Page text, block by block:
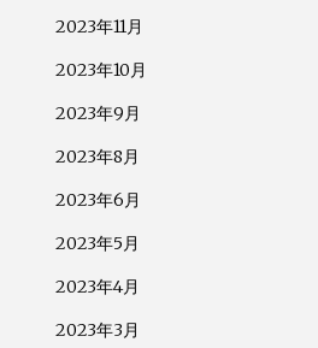
2023年11月
2023年10月
2023年9月
2023年8月
2023年6月
2023年5月
2023年4月
2023年3月